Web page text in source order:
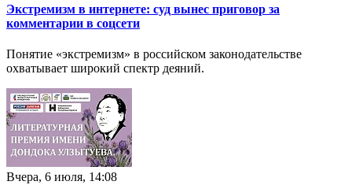
Экстремизм в интернете: суд вынес приговор за
комментарии в соцсети
Понятие «экстремизм» в российском законодательстве
охватывает широкий спектр деяний.
Вчера, 6 июля, 14:08